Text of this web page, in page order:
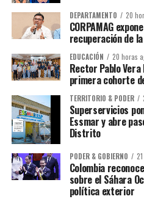
DEPARTAMENTO 20
CORPAMAG
recuperación de
EDUCACIÓN 20 horas
Rector Pablo
primera cohorte
TERRITORIO & PODER
Superservicios
Essmar y abre
Distrito
PODER & GOBIERNO
Colombia
sobre el Sáhara
política exterior